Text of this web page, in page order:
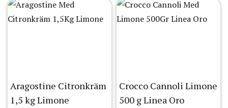
Aragostine Citronkräm
1,5 kg Limone
Crocco Cannoli Limone
500 g Linea Oro